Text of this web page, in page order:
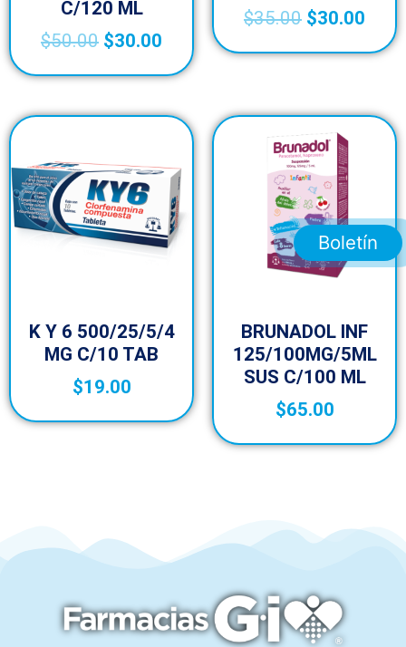
C/120 ML
$50.00 $30.00
$35.00 $30.00
K Y 6 500/25/5/4
MG C/10 TAB
$19.00
BRUNADOL INF
125/100MG/5ML
SUS C/100 ML
$65.00
Boletín